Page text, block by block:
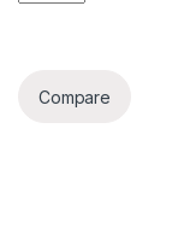
Compare